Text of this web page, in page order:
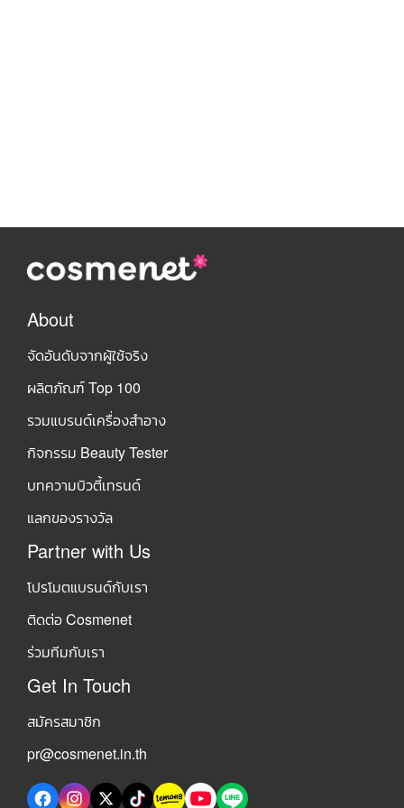
About
จัดอันดับจากผู้ใช้จริง
ผลิตภัณฑ์ Top 100
รวมแบรนด์เครื่องสำอาง
กิจกรรม Beauty Tester
บทความบิวตี้เทรนด์
แลกของรางวัล
Partner with Us
โปรโมตแบรนด์กับเรา
ติดต่อ Cosmenet
ร่วมทีมกับเรา
Get In Touch
สมัครสมาชิก
pr@cosmenet.in.th